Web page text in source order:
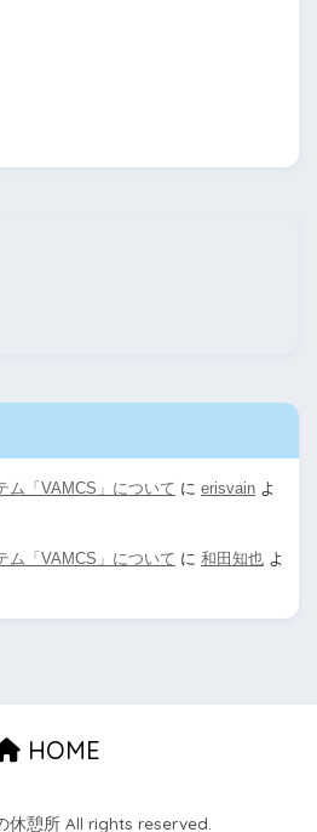
ム「VAMCS」について に erisvain よ
ム「VAMCS」について に 和田知也 よ
HOME
休憩所 All rights reserved.